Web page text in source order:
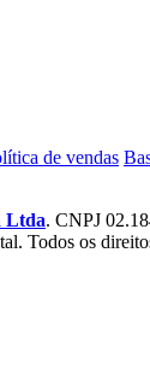
de vendas
Ltda. CNPJ
Todos os